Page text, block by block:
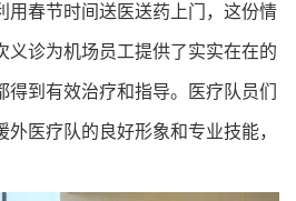
用春节时间送医送药上门，这份情
义诊为机场员工提供了实实在在的
到有效治疗和指导。医疗队员们
医疗队的良好形象和专业技能，